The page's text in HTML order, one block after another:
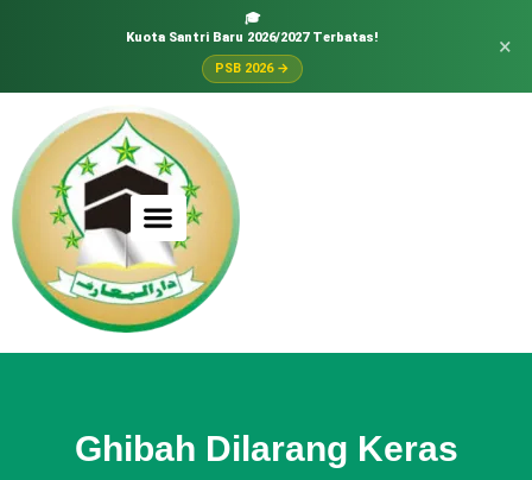
🎓
Kuota Santri Baru 2026/2027 Terbatas!
PSB 2026 →
×
Ghibah Dilarang Keras